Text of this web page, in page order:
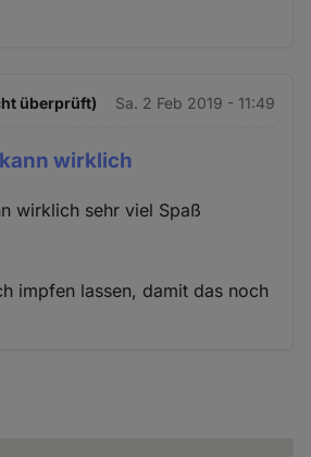
überprüft) Sa. 2 Feb 2019 - 11:49
wirklich
wirklich sehr viel Spaß
impfen lassen, damit das noch